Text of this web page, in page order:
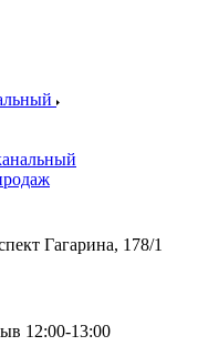
Гагарина, 178/1
12:00-13:00